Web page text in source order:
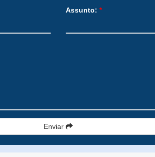
Assunto: *
Enviar